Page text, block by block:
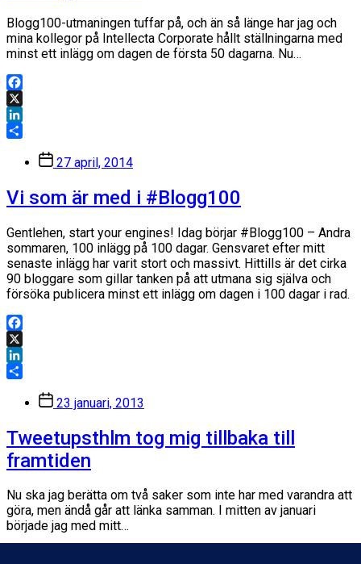
Blogg100-utmaningen tuffar på, och än så länge har jag och
mina kollegor på Intellecta Corporate hållt ställningarna med
minst ett inlägg om dagen de första 50 dagarna. Nu…
Facebook
X
LinkedIn
Inläggsdatum
27 april, 2014
Vi som är med i #Blogg100
Gentlehen, start your engines! Idag börjar #Blogg100 – Andra
sommaren, 100 inlägg på 100 dagar. Gensvaret efter mitt
senaste inlägg har varit stort och massivt. Hittills är det cirka
90 bloggare som gillar tanken på att utmana sig själva och
försöka publicera minst ett inlägg om dagen i 100 dagar i rad.
Facebook
X
LinkedIn
Inläggsdatum
23 januari, 2013
Tweetupsthlm tog mig tillbaka till
framtiden
Nu ska jag berätta om två saker som inte har med varandra att
göra, men ändå går att länka samman. I mitten av januari
började jag med mitt…